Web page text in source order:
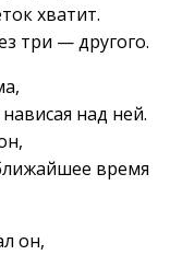
хватит.
три — другого.
над ней.
время
он,